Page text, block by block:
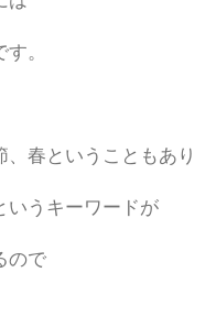
。
、春ということもあり
いうキーワードが
ので